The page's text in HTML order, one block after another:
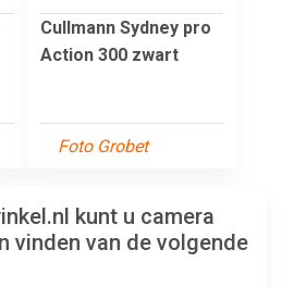
Cullmann Sydney pro
Action 300 zwart
Foto Grobet
kunt u camera
vinden van de volgende